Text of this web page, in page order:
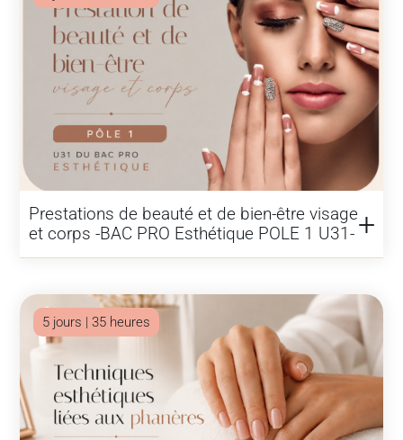
Prestations de beauté et de bien-être visage
et corps -BAC PRO Esthétique POLE 1 U31-
5 jours | 35 heures